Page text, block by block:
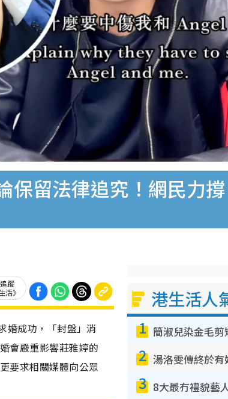
保留法律追究！網民力
蹤
活》
婚成功，「封盤」消
會嚴重影響莊雅婷的
要求相關媒體向公眾
港生活人
1
2
3